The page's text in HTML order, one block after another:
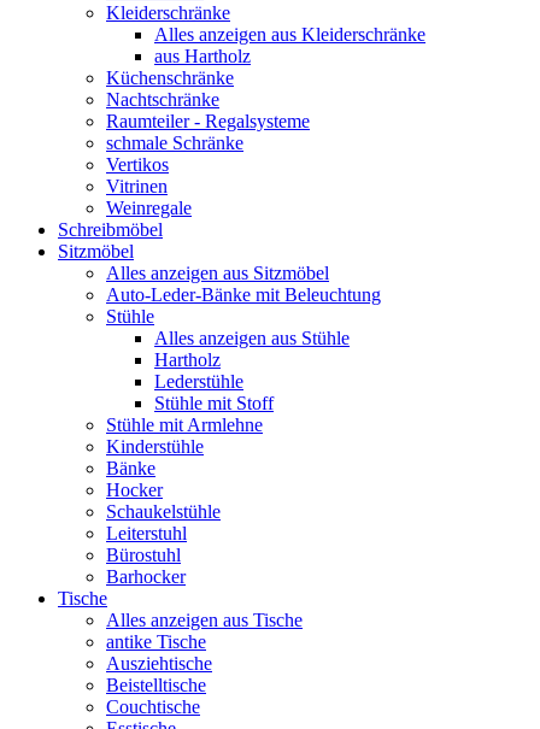
Kleiderschränke
Alles anzeigen aus Kleiderschränke
aus Hartholz
Küchenschränke
Nachtschränke
Raumteiler - Regalsysteme
schmale Schränke
Vertikos
Vitrinen
Weinregale
Schreibmöbel
Sitzmöbel
Alles anzeigen aus Sitzmöbel
Auto-Leder-Bänke mit Beleuchtung
Stühle
Alles anzeigen aus Stühle
Hartholz
Lederstühle
Stühle mit Stoff
Stühle mit Armlehne
Kinderstühle
Bänke
Hocker
Schaukelstühle
Leiterstuhl
Bürostuhl
Barhocker
Tische
Alles anzeigen aus Tische
antike Tische
Ausziehtische
Beistelltische
Couchtische